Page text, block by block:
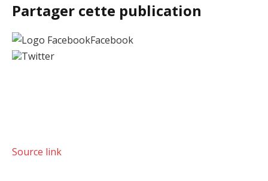
Partager cette publication
Facebook
Twitter
Source link